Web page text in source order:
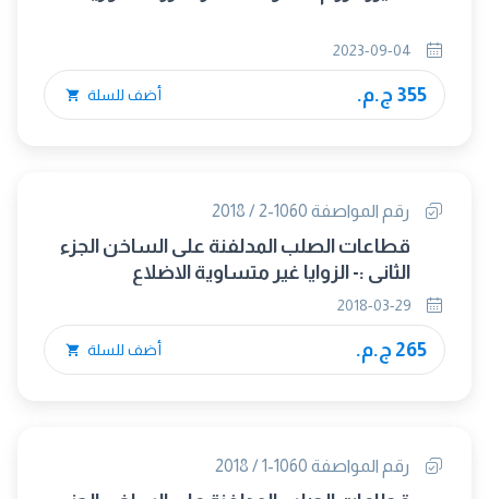
355 ج.م. أضف للسلة
رقم المواصفة 1060-2 / 2018
قطاعات الصلب المدلفنة على الساخن الجزء
الثانى :- الزوايا غير متساوية الاضلاع
265 ج.م. أضف للسلة
رقم المواصفة 1060-1 / 2018